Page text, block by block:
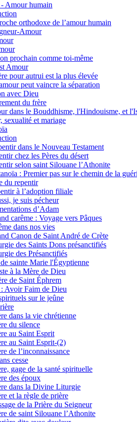
Amour humain
orthodoxe de l’amour humain
Amour
prochain comme toi-même
Amour
pour autrui est la plus élevée
peut vaincre la séparation
avec Dieu
du frère
dans le Bouddhisme, l'Hindouisme, et
sexualité et mariage
dans le Nouveau Testament
chez les Pères du désert
selon saint Silouane l’Athonite
: Premier pas sur le chemin de la
du repentir
à l’adoption filiale
je suis pécheur
d’Adam
carême : Voyage vers Pâques
dans nos vies
Canon de Saint André de Crète
des Saints Dons présanctifiés
des Présanctifiés
sainte Marie l'Égyptienne
à la Mère de Dieu
de Saint Éphrem
: Avoir Faim de Dieu
sur le jeûne
dans la vie chrétienne
du silence
au Saint Esprit
au Saint Esprit-(2)
de l’inconnaissance
cesse
gage de la santé spirituelle
des époux
dans la Divine Liturgie
et la règle de prière
de la Prière du Seigneur
de saint Silouane l’Athonite